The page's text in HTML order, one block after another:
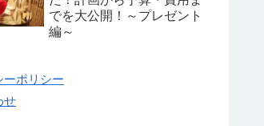
でを大公開！～プレゼント
編～
ーポリシー
せ